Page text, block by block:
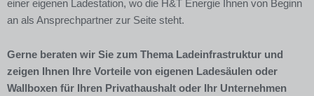
einer eigenen Ladestation, wo die H&T Energie Ihnen von Beginn
an als Ansprechpartner zur Seite steht.
Gerne beraten wir Sie zum Thema Ladeinfrastruktur und
zeigen Ihnen Ihre Vorteile von eigenen Ladesäulen oder
Wallboxen für Ihren Privathaushalt oder Ihr Unternehmen